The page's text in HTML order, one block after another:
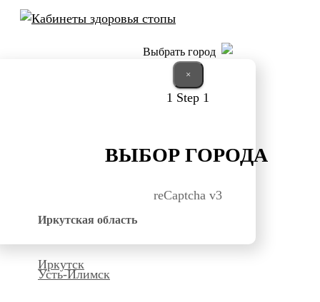
Выбрать город
×
1 Step 1
ВЫБОР ГОРОДА
reCaptcha v3
Иркутская область
Иркутск
Усть-Илимск